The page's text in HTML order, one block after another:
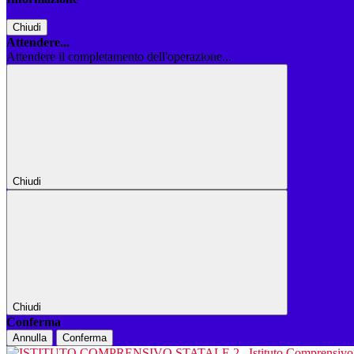
Chiudi
Attendere...
Attendere il completamento dell'operazione...
Chiudi
Chiudi
Conferma
Annulla Conferma